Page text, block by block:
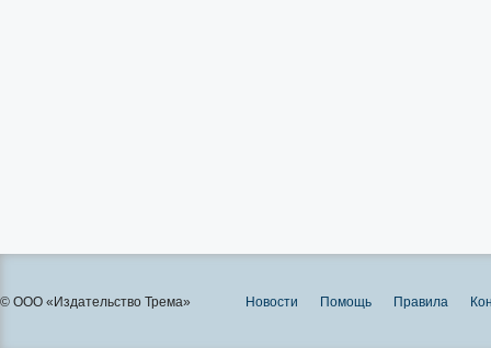
© ООО «Издательство Трема» Новости Помощь Правила